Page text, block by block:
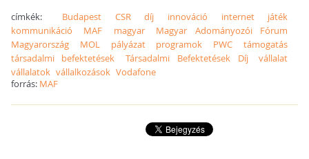
címkék: Budapest CSR díj innováció internet
játék
kommunikáció
MAF magyar
Magyar Adományozói Fórum
Magyarország
MOL pályázat programok PWC
támogatás
társadalmi befektetések
Társadalmi Befektetések Díj
vállalat
vállalatok vállalkozások Vodafone
forrás: MAF